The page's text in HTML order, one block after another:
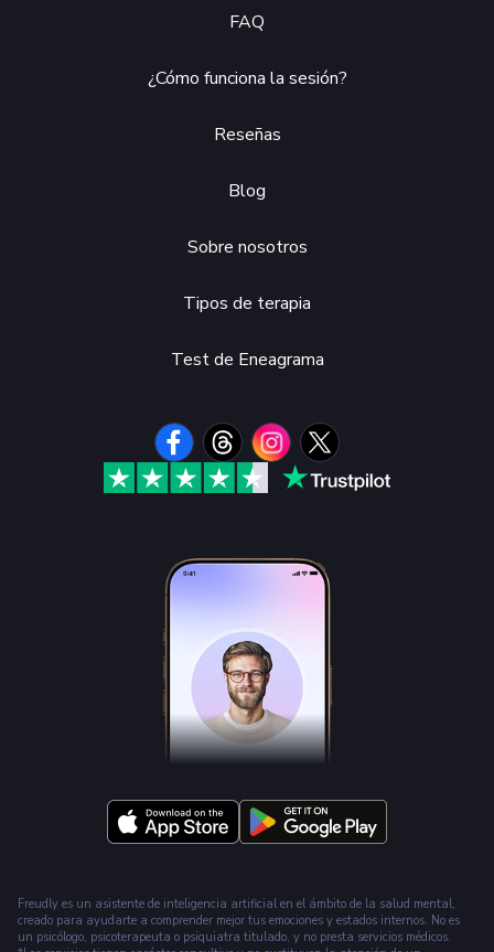
FAQ
¿Cómo funciona la sesión?
Reseñas
Blog
Sobre nosotros
Tipos de terapia
Test de Eneagrama
Freudly es un asistente de inteligencia artificial en el ámbito de la salud mental,
creado para ayudarte a comprender mejor tus emociones y estados internos. No es
un psicólogo, psicoterapeuta o psiquiatra titulado, y no presta servicios médicos.